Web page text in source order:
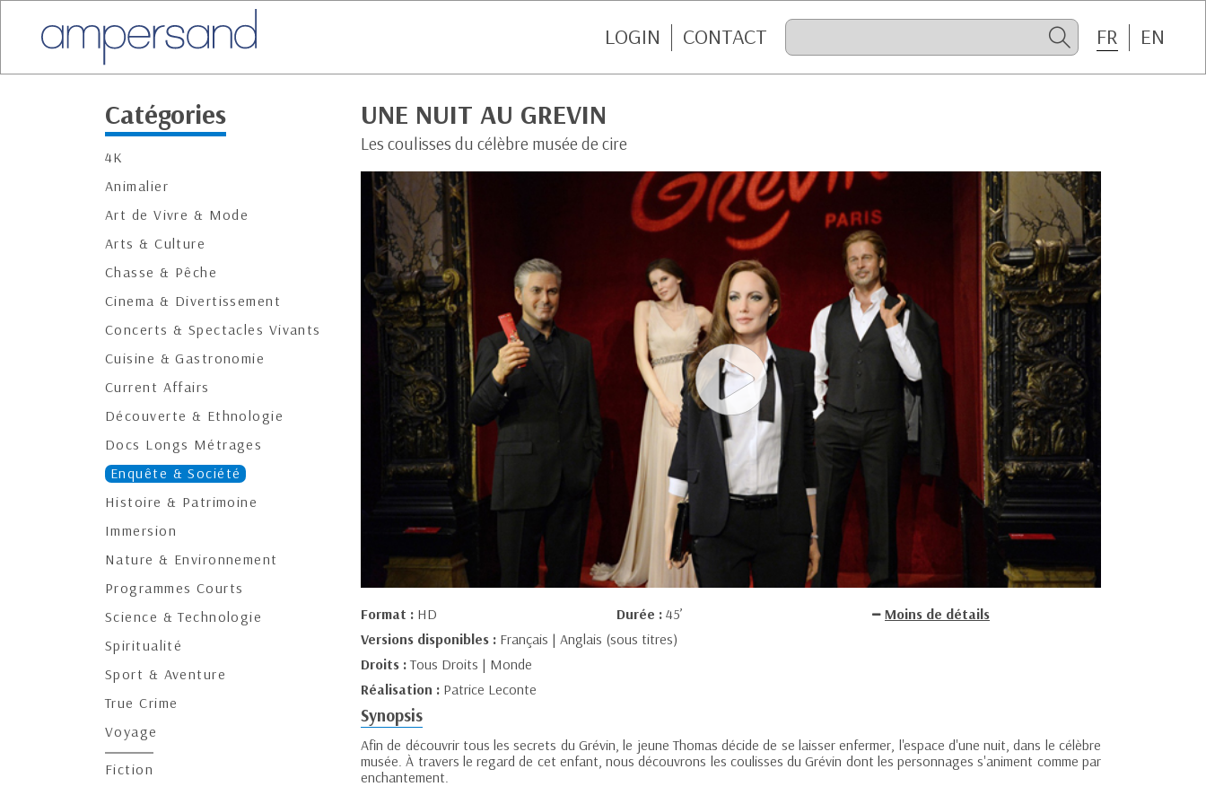
LOGIN CONTACT FR EN
Catégories
4K
Animalier
Art de Vivre & Mode
Arts & Culture
Chasse & Pêche
Cinema & Divertissement
Concerts & Spectacles Vivants
Cuisine & Gastronomie
Current Affairs
Découverte & Ethnologie
Docs Longs Métrages
Enquête & Société
Histoire & Patrimoine
Immersion
Nature & Environnement
Programmes Courts
Science & Technologie
Spiritualité
Sport & Aventure
True Crime
Voyage
Fiction
UNE NUIT AU GREVIN
Les coulisses du célèbre musée de cire
Format : HD Durée : 45’
Moins de détails
Versions disponibles : Français | Anglais (sous titres)
Droits :Tous Droits | Monde
Réalisation : Patrice Leconte
Synopsis
Afin de découvrir tous les secrets du Grévin, le jeune Thomas décide de se laisser enfermer, l'espace d'une nuit, dans le célèbre
musée. À travers le regard de cet enfant, nous découvrons les coulisses du Grévin dont les personnages s'animent comme par
enchantement.